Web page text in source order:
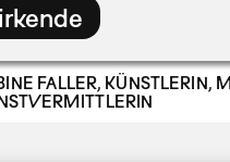
FALLER, KÜNSTLERIN,